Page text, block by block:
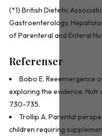
(*1) British Dietetic
Gastroenterology,
of Parenteral and Enteral
Referenser
Bobo E. Reeemergence
exploring the evidence. Nutr
730-735.
Trollip A. Parental
children requiring